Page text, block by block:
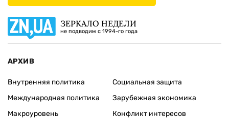
ЗЕРКАЛО НЕДЕЛИ
не подводим с 1994-го года
АРХИВ
Внутренняя политика
Международная политика
Макроуровень
Социальная защита
Зарубежная экономика
Конфликт интересов